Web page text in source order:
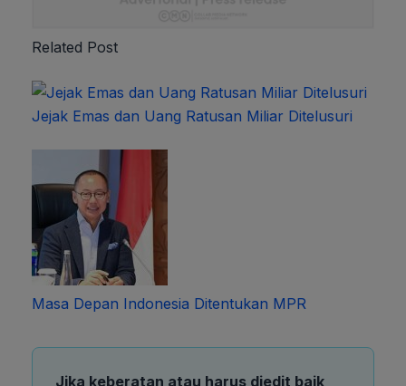
Related Post
Jejak Emas dan Uang Ratusan Miliar Ditelusuri
Masa Depan Indonesia Ditentukan MPR
Jika keberatan atau harus diedit baik